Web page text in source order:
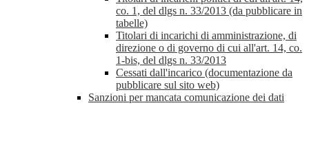
co. 1, del dlgs n. 33/2013 (da pubblicare in
tabelle)
Titolari di incarichi di amministrazione, di
direzione o di governo di cui all'art. 14, co.
1-bis, del dlgs n. 33/2013
Cessati dall'incarico (documentazione da
pubblicare sul sito web)
Sanzioni per mancata comunicazione dei dati